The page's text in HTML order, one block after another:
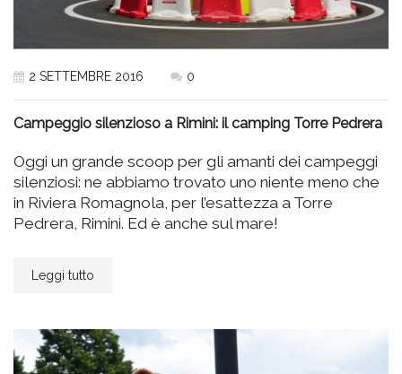
2 SETTEMBRE 2016 0
Campeggio silenzioso a Rimini: il camping Torre Pedrera
Oggi un grande scoop per gli amanti dei campeggi
silenziosi: ne abbiamo trovato uno niente meno che
in Riviera Romagnola, per l’esattezza a Torre
Pedrera, Rimini. Ed è anche sul mare!
Leggi tutto